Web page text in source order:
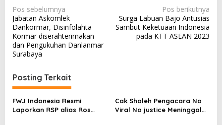
N
a
v
i
a
s
i
Pos sebelumnya
Jabatan Askomlek
Dankormar, Disinfolahta
Kormar diserahterimakan
dan Pengukuhan Danlanmar
Surabaya
Pos berikutnya
Surga Labuan Bajo Antusias
Sambut Keketuaan Indonesia
pada KTT ASEAN 2023
Posting Terkait
FWJ Indonesia Resmi
Laporkan RSP alias Ros
Cak Sholeh Pengacara No
Viral No justice Meninggal